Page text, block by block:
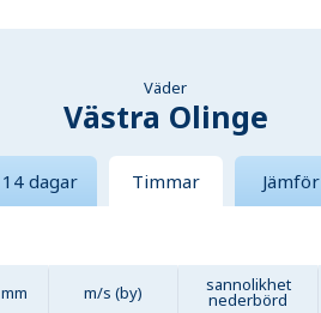
Väder
Västra Olinge
14 dagar Timmar Jämför
mm m/s (by) sannolikhet
nederbörd